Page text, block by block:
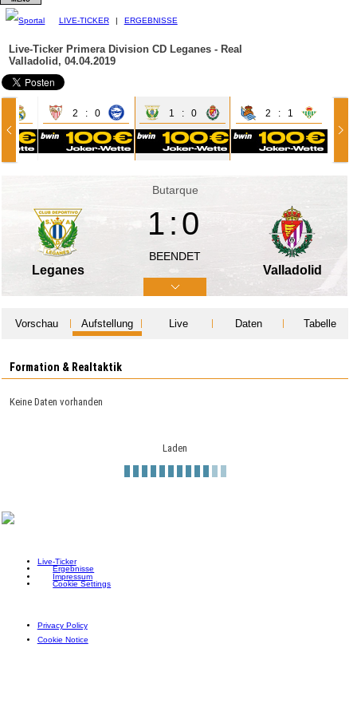
LIVE-TICKER | ERGEBNISSE
Live-Ticker Primera Division CD Leganes - Real
Valladolid, 04.04.2019
2 : 0 1 : 0 2 : 1
Butarque
Leganes
1:0
BEENDET
Valladolid
Vorschau Aufstellung Live Daten Tabelle
Formation & Realtaktik
Keine Daten vorhanden
Laden
Live-Ticker
Ergebnisse
Impressum
Cookie Settings
Privacy Policy
Cookie Notice